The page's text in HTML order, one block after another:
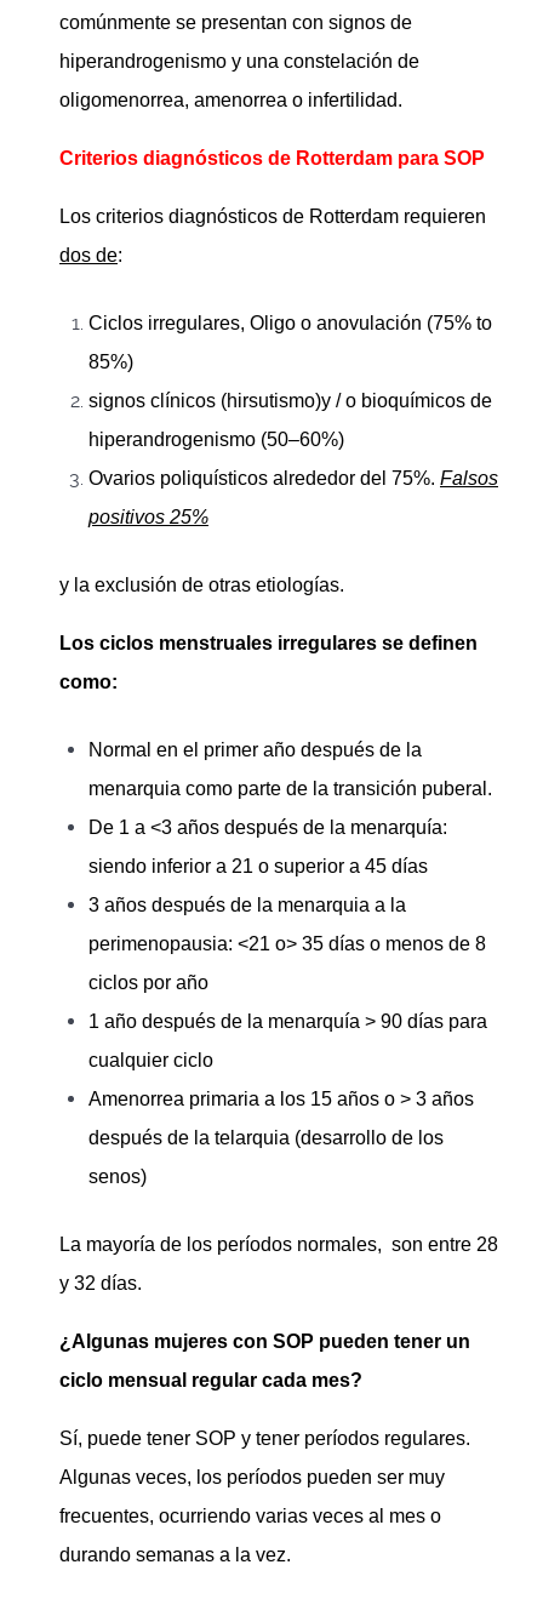
comúnmente se presentan con signos de
hiperandrogenismo y una constelación de
oligomenorrea, amenorrea o infertilidad.
Criterios diagnósticos de Rotterdam para SOP
Los criterios diagnósticos de Rotterdam requieren
dos de:
Ciclos irregulares, Oligo o anovulación (75% to
85%)
signos clínicos (hirsutismo)y / o bioquímicos de
hiperandrogenismo (50–60%)
Ovarios poliquísticos alrededor del 75%. Falsos
positivos 25%
y la exclusión de otras etiologías.
Los ciclos menstruales irregulares se definen
como:
Normal en el primer año después de la
menarquia como parte de la transición puberal.
De 1 a <3 años después de la menarquía:
siendo inferior a 21 o superior a 45 días
3 años después de la menarquia a la
perimenopausia: <21 o> 35 días o menos de 8
ciclos por año
1 año después de la menarquía > 90 días para
cualquier ciclo
Amenorrea primaria a los 15 años o > 3 años
después de la telarquia (desarrollo de los
senos)
La mayoría de los períodos normales, son entre 28
y 32 días.
¿Algunas mujeres con SOP pueden tener un
ciclo mensual regular cada mes?
Sí, puede tener SOP y tener períodos regulares.
Algunas veces, los períodos pueden ser muy
frecuentes, ocurriendo varias veces al mes o
durando semanas a la vez.